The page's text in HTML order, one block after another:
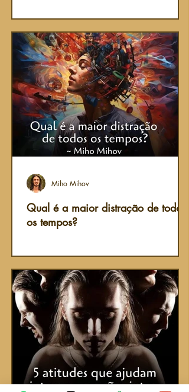
Qual é a maior distração de todos
os tempos?
Miho Mihov